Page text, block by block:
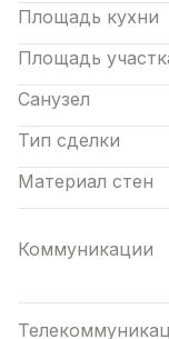
Площадь кухни
Площадь
Санузел
Тип сделки
Материал стен
Коммуникации